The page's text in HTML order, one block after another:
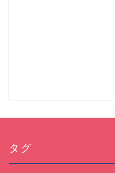
タグ